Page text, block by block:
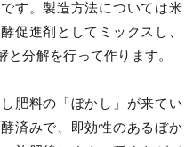
す。製造方法については米
促進剤としてミックスし、
分解を行って作ります。
肥料の「ぼかし」が来てい
済みで、即効性のあるぼか